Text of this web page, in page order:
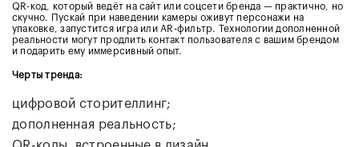
QR-код, который ведёт на сайт или соцсети бренда — практично, но
скучно. Пускай при наведении камеры оживут персонажи на
упаковке, запустится игра или AR-фильтр. Технологии дополненной
реальности могут продлить контакт пользователя с вашим брендом
и подарить ему иммерсивный опыт.
Черты тренда:
цифровой сторителлинг;
дополненная реальность;